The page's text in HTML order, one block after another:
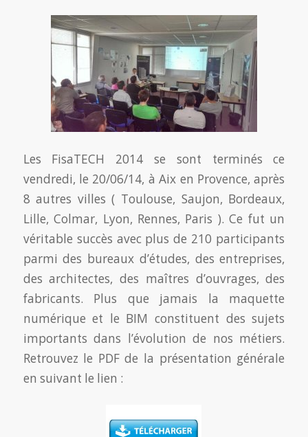
Les FisaTECH 2014 se sont terminés ce
vendredi, le 20/06/14, à Aix en Provence, après
8 autres villes ( Toulouse, Saujon, Bordeaux,
Lille, Colmar, Lyon, Rennes, Paris ). Ce fut un
véritable succès avec plus de 210 participants
parmi des bureaux d’études, des entreprises,
des architectes, des maîtres d’ouvrages, des
fabricants. Plus que jamais la maquette
numérique et le BIM constituent des sujets
importants dans l’évolution de nos métiers.
Retrouvez le PDF de la présentation générale
en suivant le lien :